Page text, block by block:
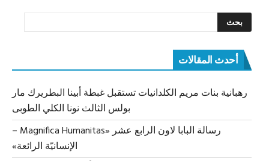
أحدث المقالات
رهبانية بنات مريم الكلدانيات تستقبل غبطة أبينا البطريرك مار
بولس الثالث نونا الكلي الطوبى
رسالة البابا لاون الرابع عشر «Magnifica Humanitas –
الإنسانيّة الرائعة»